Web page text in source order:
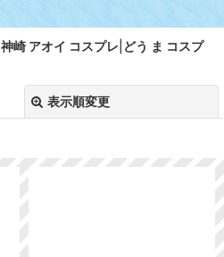
神崎 アオイ コスプレ どう ま コスプ
表示順変更